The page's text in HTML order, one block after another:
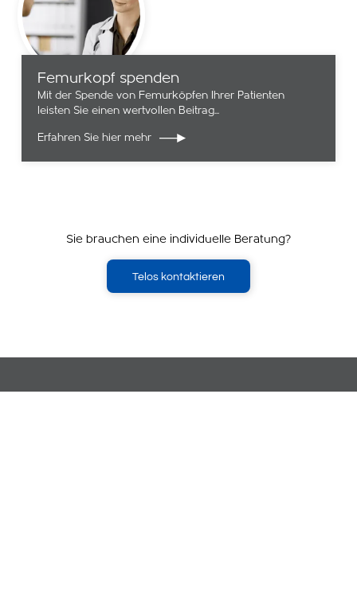
Femurkopf spenden
Mit der Spende von Femurköpfen Ihrer Patienten
leisten Sie einen wertvollen Beitrag...
Erfahren Sie hier mehr
Sie brauchen eine individuelle Beratung?
Telos kontaktieren